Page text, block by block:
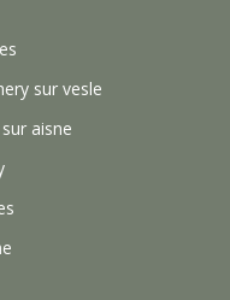
sur vesle
aisne